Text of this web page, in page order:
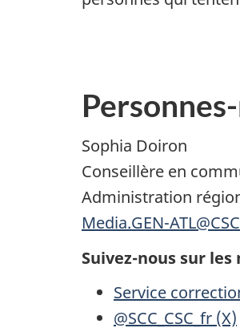
Sophia Doiron
Conseillère en
Administration
Media.GEN-
Suivez-nous sur
Service
@SCC_CSC_fr (X)